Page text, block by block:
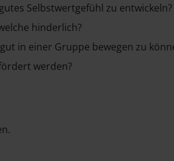
Selbstwertgefühl zu entwickeln?
hinderlich?
in einer Gruppe bewegen zu
werden?